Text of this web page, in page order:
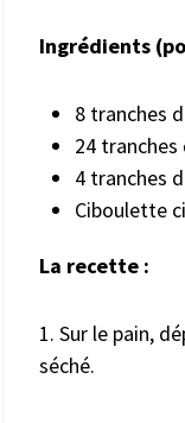
Ingrédients
8 tranches
24
4 tranches
Ciboulette
La recette :
1. Sur le pain,
séché.